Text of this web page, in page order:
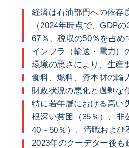
経済は石油部門への依存
（2024年時点で、GDP
67％、税収の50％を占め
インフラ（輸送・電力）
環境の悪さにより、生産
食料、燃料、資本財の輸
財政状況の悪化と過剰な
特に若年層における高い
根深い貧困（35％）、非
40～50％）、汚職および
2023年のクーデター後も